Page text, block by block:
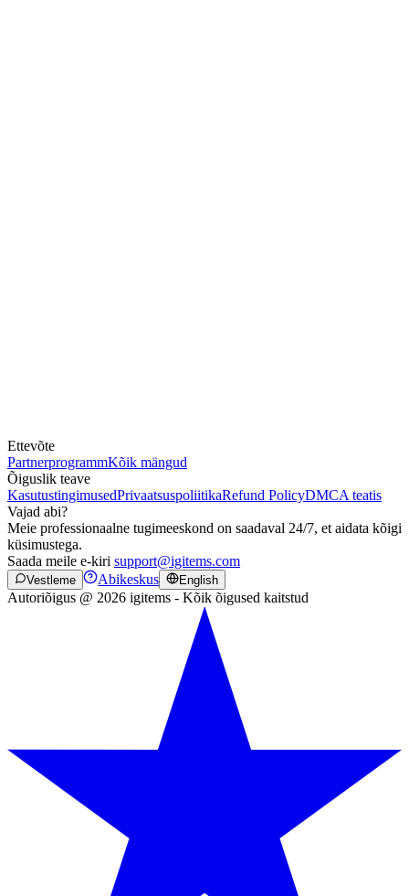
Ettevõte
PartnerprogrammKõik mängud
Õiguslik teave
KasutustingimusedPrivaatsuspoliitikaRefund PolicyDMCA teatis
Vajad abi?
Meie professionaalne tugimeeskond on saadaval 24/7, et aidata kõigi
küsimustega.
Saada meile e-kiri support@igitems.com
Vestleme Abikeskus English
Autoriõigus @ 2026 igitems - Kõik õigused kaitstud